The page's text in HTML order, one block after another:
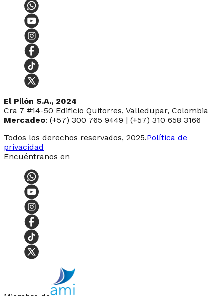
El Pilón S.A., 2024
Cra 7 #14-50 Edificio Quitorres, Valledupar, Colombia
Mercadeo: (+57) 300 765 9449 | (+57) 310 658 3166
Todos los derechos reservados, 2025.Política de
privacidad
Encuéntranos en